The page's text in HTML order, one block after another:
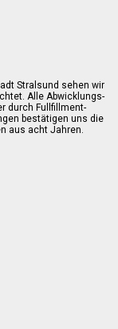
Stralsund sehen wir
Alle Abwicklungs-
durch Fullfillment-
bestätigen uns die
aus acht Jahren.